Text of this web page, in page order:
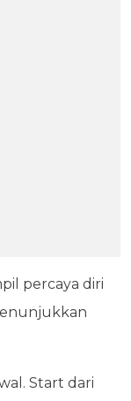
percaya diri
Start dari